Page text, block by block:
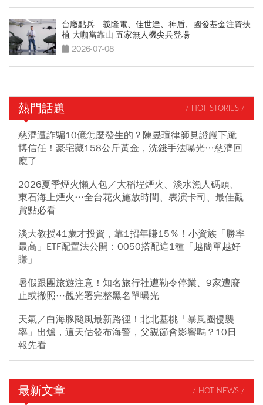
台廠點兵 義隆電、佳世達、神盾、國發基金注資扶
植 大咖當靠山 五家無人機尖兵登場
2026-07-08
熱門話題 / HOT STORIES /
慈濟遭詐騙10億怎麼發生的？陳昱瑄律師見證嚴下跪
博信任！豪宅藏158公斤黃金，洗錢手法曝光…慈濟回
應了
2026夏季煙火懶人包／大稻埕煙火、淡水漁人碼頭、
東石海上煙火…全台花火施放時間、表演卡司、最佳觀
賞點必看
淡大教授41歲才投資，靠1招年賺15％！小資族「勝率
最高」ETF配置法公開：0050搭配這1種「越簡單越好
賺」
暑假跟團旅遊注意！知名旅行社遭勒令停業、9家遭廢
止或撤照…觀光署完整黑名單曝光
天氣／白海豚颱風最新路徑！北北基桃「暴風圈侵襲
率」出爐，這天估發布海警，父親節會影響嗎？10日
報先看
最新文章 / HOT NEWS /